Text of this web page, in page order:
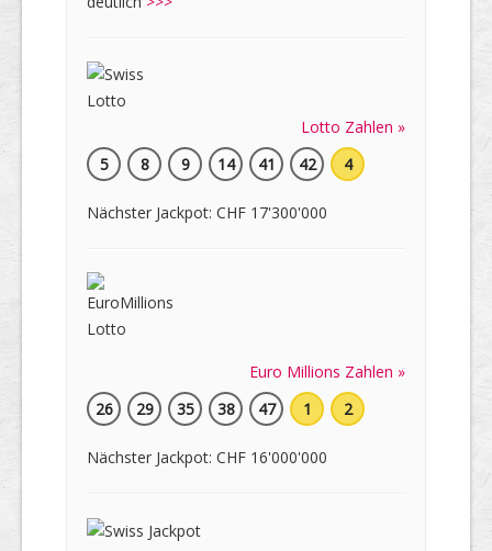
Lotto Zahlen »
5
8 9 14 41 42 4
Nächster Jackpot: CHF 17'300'000
Euro Millions Zahlen »
26
29 35 38 47 1 2
Nächster Jackpot: CHF 16'000'000